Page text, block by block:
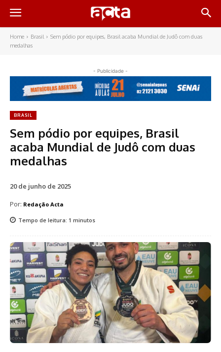
Home Brasil
Sem pódio por equipes, Brasil acaba Mundial de Judô com duas
medalhas
- Publicidade -
BRASIL
Sem pódio por equipes, Brasil
acaba Mundial de Judô com duas
medalhas
20 de junho de 2025
Por: Redação Acta
Tempo de leitura: 1 minutos